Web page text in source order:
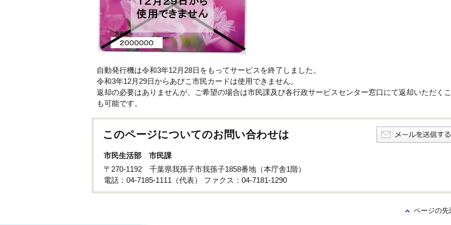
自動発行機は令和3年12月28日をもってサービスを終了しました。
令和3年12月29日からあびこ市民カードは使用できません。
返却の必要はありませんが、ご希望の場合は市民課及び各行政サービスセンター窓口にて返却いただく
も可能です。
このページについてのお問い合わせは
市民生活部 市民課
〒270-1192 千葉県我孫子市我孫子1858番地（本庁舎1階）
電話：04-7185-1111（代表） ファクス：04-7181-1290
ページの先